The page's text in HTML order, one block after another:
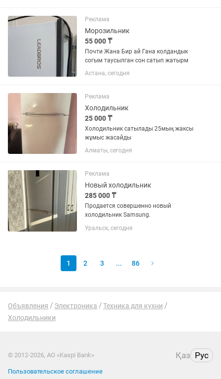
Реклама
Морозильник
55 000 ₸
Почти Жана Бир ай Гана колдандык
согым таусылган сон сатып жатырм
Астана, сегодня
Реклама
Холодильник
25 000 ₸
Холодильник сатылады 25мың жаксы
жұмыс жасайды
Алматы, сегодня
Реклама
Новый холодильник
285 000 ₸
Продается совершенно новый
холодильник Samsung.
Уральск, сегодня
1 2 3 ... 86
Объявления Электроника
Техника для кухни
Холодильники
© 2012-2026, АО «Kaspi Bank» Қаз Рус
Пользовательское соглашение